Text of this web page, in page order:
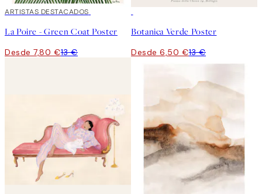
40%*
ARTISTAS DESTACADOS
La Poire - Green Coat Poster
Desde 7,80 €13 €
Botanica Verde Poster
Desde 6,50 €13 €